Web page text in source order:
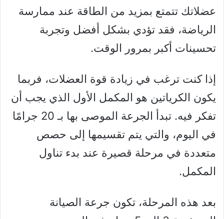
عضلاتك تتمتع بمزيد من الطاقة عند ممارسة
الرياضة، فقد تؤدي بشكل أفضل وتجربة
تحسينات أكبر بمرور الوقت.
إذا كنت ترغب في زيادة قوة العضلات، فربما
يكون الكرياتين هو المكمل الأول الذي يجب أن
تفكر فيه. تبدأ الجرعة الموصى بها بـ 20 جرامًا
في اليوم، والتي يتم تقسيمها إلى حصص
متعددة في مرحلة قصيرة عند بدء تناول
المكمل.
بعد هذه المرحلة، تكون جرعة الصيانة